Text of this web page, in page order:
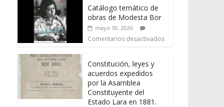
Catálogo temático de
obras de Modesta Bor
mayo 30, 2026
Comentarios desactivados
Constitución, leyes y
acuerdos expedidos
por la Asamblea
Constituyente del
Estado Lara en 1881.